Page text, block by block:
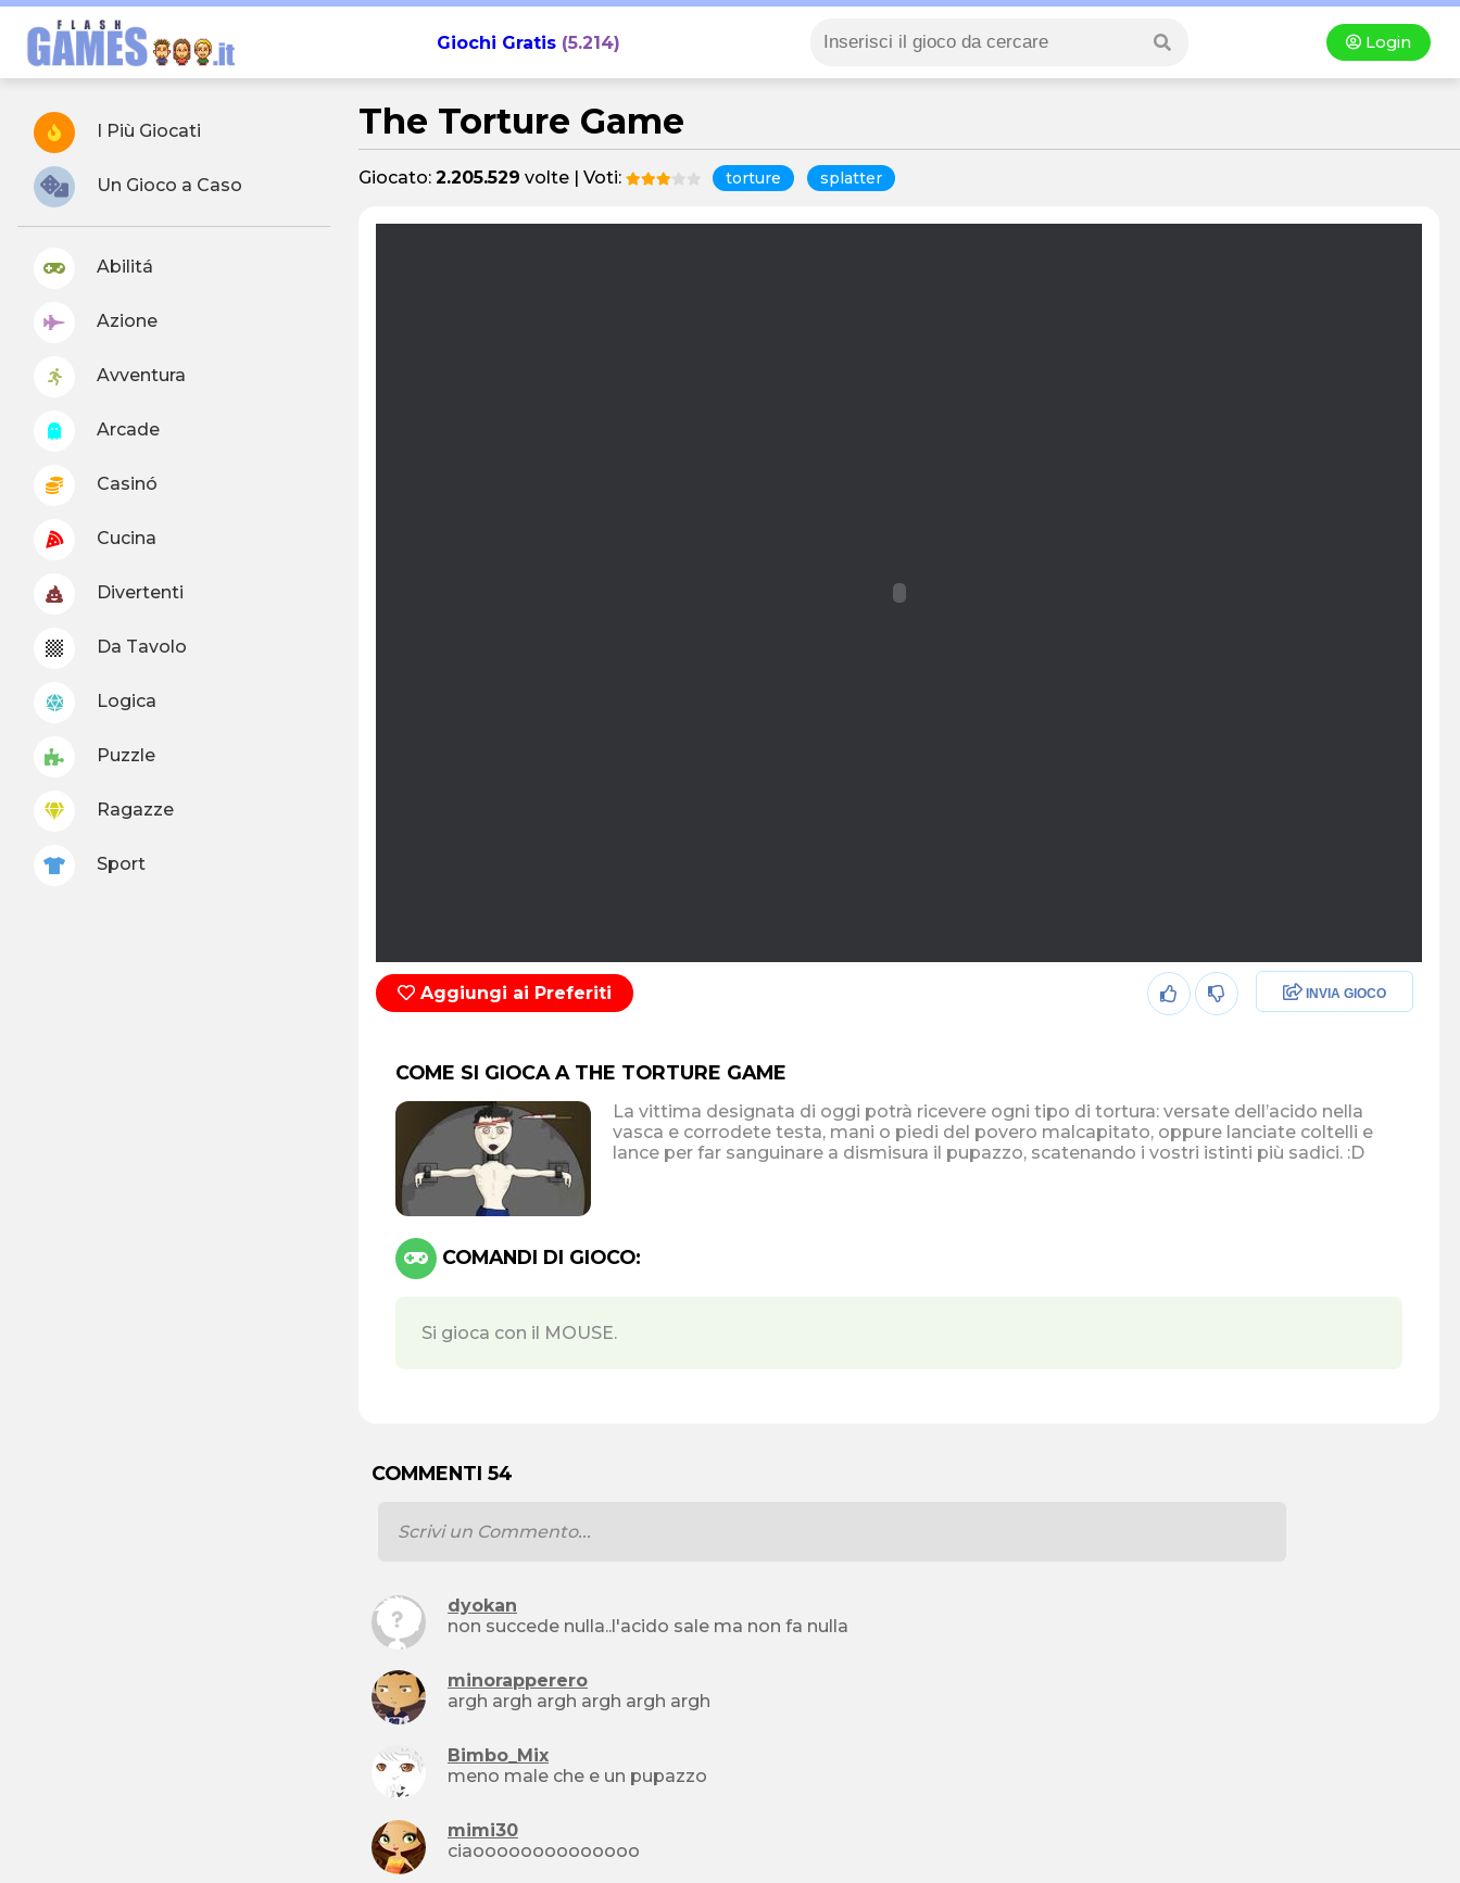
Giochi Gratis(5.214) Login
I Più Giocati
Un Gioco a Caso
Abilitá
Azione
Avventura
Arcade
Casinó
Cucina
Divertenti
Da Tavolo
Logica
Puzzle
Ragazze
Sport
The Torture Game
Giocato: 2.205.529 volte | Voti: torture splatter
Aggiungi ai Preferiti INVIA GIOCO
COME SI GIOCA A THE TORTURE GAME
La vittima designata di oggi potrà ricevere ogni tipo di tortura: versate dell’acido nella
vasca e corrodete testa, mani o piedi del povero malcapitato, oppure lanciate coltelli e
lance per far sanguinare a dismisura il pupazzo, scatenando i vostri istinti più sadici. :D
COMANDI DI GIOCO:
Si gioca con il MOUSE.
COMMENTI 54
dyokan
non succede nulla..l'acido sale ma non fa nulla
minorapperero
argh argh argh argh argh argh
Bimbo_Mix
meno male che e un pupazzo
mimi30
ciaoooooooooooooo